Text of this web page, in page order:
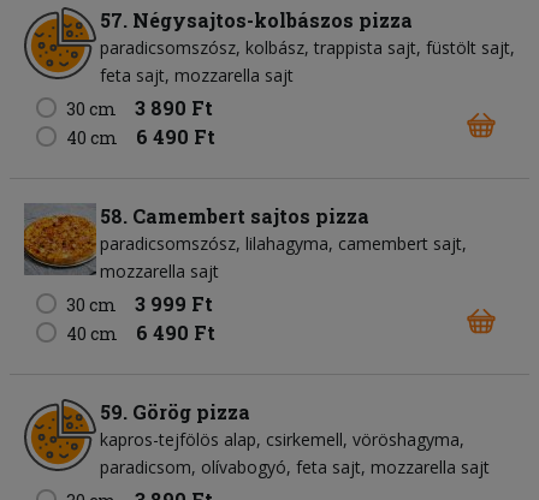
57. Négysajtos-kolbászos pizza
paradicsomszósz kolbász trappista sajt füstölt sajt
feta sajt mozzarella sajt
30 cm
3 890 Ft
40 cm 6 490 Ft
58. Camembert sajtos pizza
paradicsomszósz lilahagyma camembert sajt
mozzarella sajt
30 cm
3 999 Ft
40 cm 6 490 Ft
59. Görög pizza
kapros-tejfölös alap csirkemell vöröshagyma
paradicsom olívabogyó feta sajt mozzarella sajt